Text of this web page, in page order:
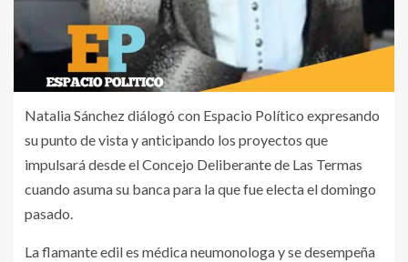
Natalia Sánchez diálogó con Espacio Político expresando
su punto de vista y anticipando los proyectos que
impulsará desde el Concejo Deliberante de Las Termas
cuando asuma su banca para la que fue electa el domingo
pasado.
La flamante edil es médica neumonologa y se desempeña